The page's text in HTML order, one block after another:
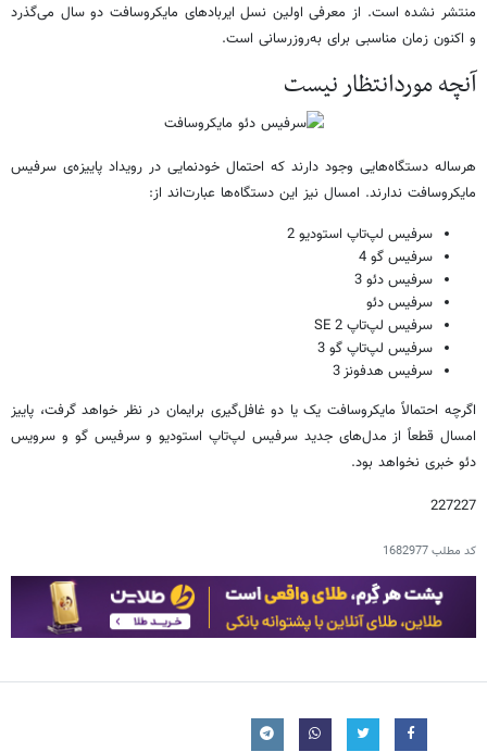
منتشر نشده است. از معرفی اولین نسل ایربادهای مایکروسافت دو سال می‌گذرد
و اکنون زمان مناسبی برای به‌روزرسانی است.
آنچه موردانتظار نیست
هرساله دستگاه‌هایی وجود دارند که احتمال خودنمایی در رویداد پاییزه‌ی سرفیس
مایکروسافت ندارند. امسال نیز این دستگاه‌ها عبارت‌اند از:
سرفیس لپ‌تاپ استودیو 2
سرفیس گو 4
سرفیس دئو 3
سرفیس دئو
سرفیس لپ‌تاپ SE 2
سرفیس لپ‌تاپ گو 3
سرفیس هدفونز 3
اگرچه احتمالاً مایکروسافت یک یا دو غافل‌گیری برایمان در نظر خواهد گرفت، پاییز
امسال قطعاً از مدل‌های جدید سرفیس لپ‌تاپ استودیو و سرفیس گو و سرویس
دئو خبری نخواهد بود.
227227
کد مطلب1682977